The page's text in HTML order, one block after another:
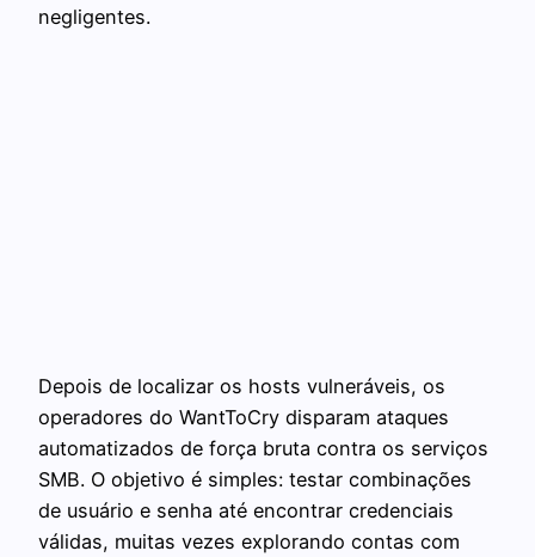
negligentes.
Depois de localizar os hosts vulneráveis, os
operadores do WantToCry disparam ataques
automatizados de força bruta contra os serviços
SMB. O objetivo é simples: testar combinações
de usuário e senha até encontrar credenciais
válidas, muitas vezes explorando contas com